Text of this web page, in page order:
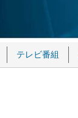
テレビ番組